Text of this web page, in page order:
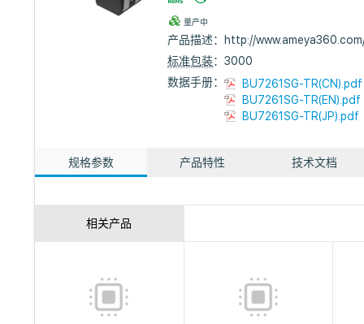
量产中
产品描述：
http://
标准包装：3000
数据手册：
BU7261SG-TR(CN).pdf
BU7261SG-TR(EN).pdf
BU7261SG-TR(JP).pdf
规格参数 产品特性 技术文档
相关产品